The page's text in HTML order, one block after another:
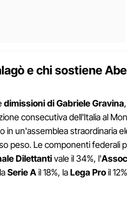
e chi sostiene
dimissioni di Gabriele Gravina
consecutiva dell'Italia al
in un'assemblea straordinaria
peso. Le componenti federali
Dilettantivale il 34%, l'
Serie Ail 18%, laLega Proil